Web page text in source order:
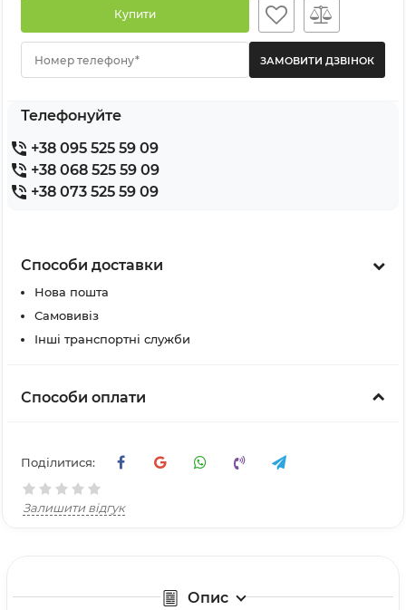
Купити
Номер телефону*
Телефонуйте
+38 095 525 59 09
+38 068 525 59 09
+38 073 525 59 09
Способи доставки
Нова пошта
Самовивіз
Інші транспортні служби
Способи оплати
Поділитися:
Залишити відгук
Опис